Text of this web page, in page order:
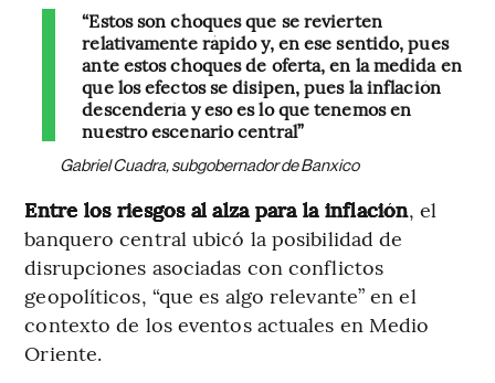
“Estos son choques que se revierten
relativamente rápido y, en ese sentido, pues
ante estos choques de oferta, en la medida en
que los efectos se disipen, pues la inflación
descendería y eso es lo que tenemos en
nuestro escenario central”
Gabriel Cuadra, subgobernador de Banxico
Entre los riesgos al alza para la inflación, el
banquero central ubicó la posibilidad de
disrupciones asociadas con conflictos
geopolíticos, “que es algo relevante” en el
contexto de los eventos actuales en Medio
Oriente.